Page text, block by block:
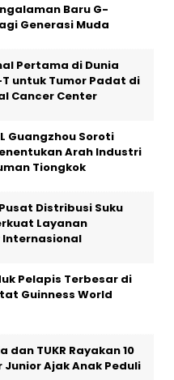
Baru G-
Generasi Muda
Pertama di Dunia
untuk Tumor Padat di
Cancer Center
Guangzhou Soroti
Arah Industri
Tiongkok
Distribusi Suku
Layanan
Internasional
Pelapis Terbesar di
Guinness World
dan TUKR Rayakan 10
Junior Ajak Anak Peduli